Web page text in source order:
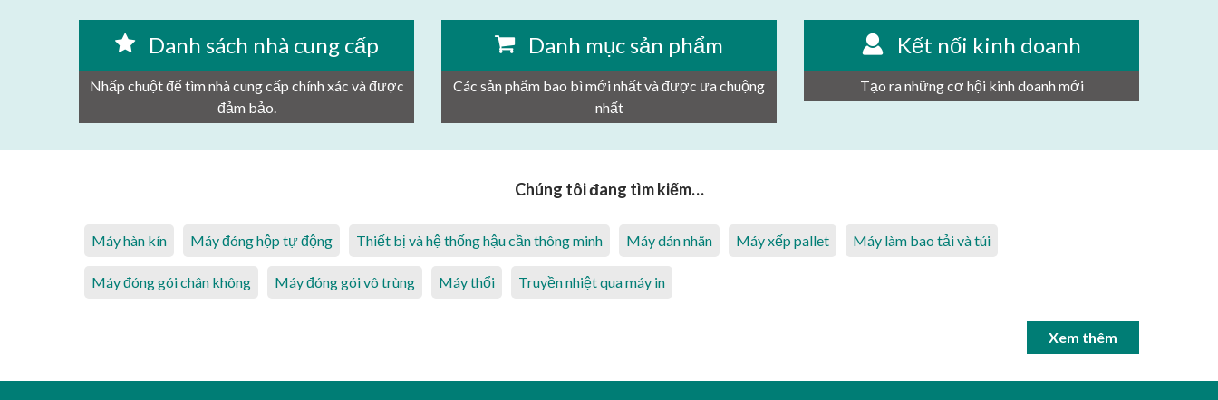
Danh sách nhà cung cấp
Nhấp chuột để tìm nhà cung cấp chính xác và được
đảm bảo.
Danh mục sản phẩm
Các sản phẩm bao bì mới nhất và được ưa chuộng
nhất
Kết nối kinh doanh
Tạo ra những cơ hội kinh doanh mới
Chúng tôi đang tìm kiếm…
Máy hàn kín Máy đóng hộp tự động Thiết bị và hệ thống hậu cần thông minh Máy dán nhãn Máy xếp pallet Máy làm bao tải và túi
Máy đóng gói chân không Máy đóng gói vô trùng Máy thổi Truyền nhiệt qua máy in
Xem thêm